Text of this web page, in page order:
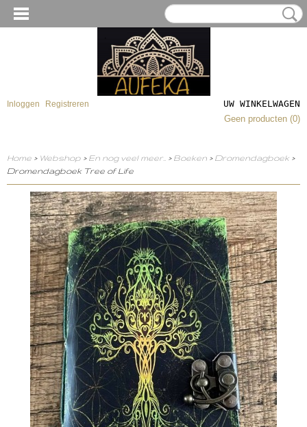
Inloggen Registreren
UW WINKELWAGEN
Geen producten (0)
Home > Webshop > En nog veel meer.. > Boeken > Dromendagboek >
Dromendagboek Tree of Life